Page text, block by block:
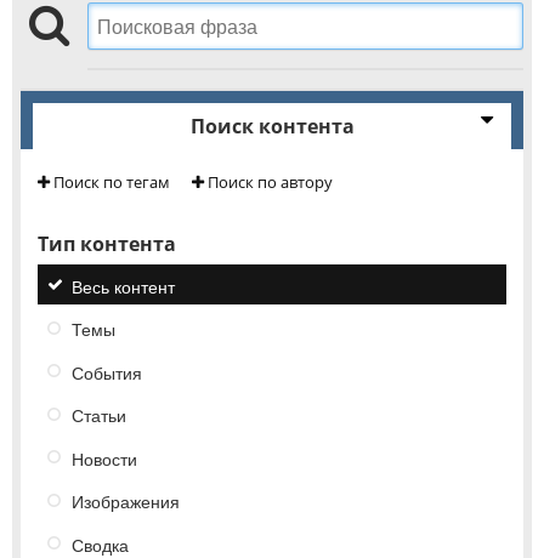
Поиск контента
Поиск по тегам Поиск по автору
Тип контента
Весь контент
Темы
События
Статьи
Новости
Изображения
Сводка